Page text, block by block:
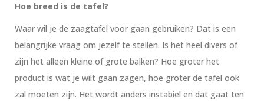
Hoe breed is de tafel?
Waar wil je de zaagtafel voor gaan gebruiken? Dat is een
belangrijke vraag om jezelf te stellen. Is het heel divers of
zijn het alleen kleine of grote balken? Hoe groter het
product is wat je wilt gaan zagen, hoe groter de tafel ook
zal moeten zijn. Het wordt anders instabiel en dat gaat ten